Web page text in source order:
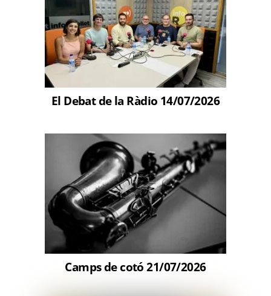
El Debat de la Ràdio 14/07/2026
Camps de cotó 21/07/2026